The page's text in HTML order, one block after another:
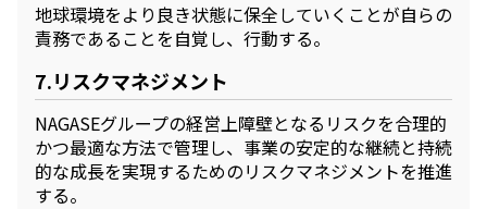
地球環境をより良き状態に保全していくことが自らの
責務であることを自覚し、行動する。
7.リスクマネジメント
NAGASEグループの経営上障壁となるリスクを合理的
かつ最適な方法で管理し、事業の安定的な継続と持続
的な成長を実現するためのリスクマネジメントを推進
する。